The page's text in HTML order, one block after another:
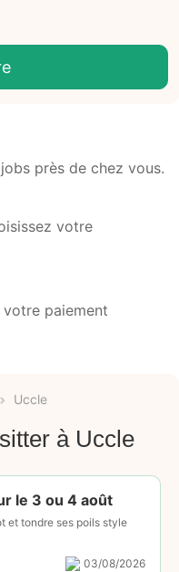
près de chez vous.
votre
paiement
Uccle
à Uccle
le 3 ou 4 août
et tondre ses poils style
03/08/2026